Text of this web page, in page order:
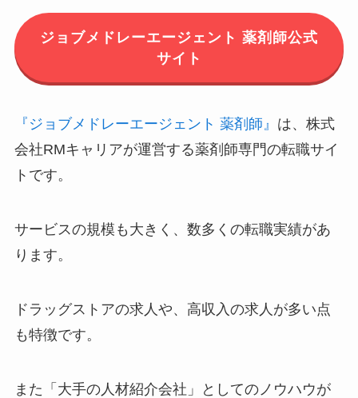
ジョブメドレーエージェント 薬剤師公式
サイト
『ジョブメドレーエージェント 薬剤師』 は、株式
会社RMキャリアが運営する薬剤師専門の転職サイ
トです。
サービスの規模も大きく、数多くの転職実績があ
ります。
ドラッグストアの求人や、高収入の求人が多い点
も特徴です。
また「大手の人材紹介会社」としてのノウハウが